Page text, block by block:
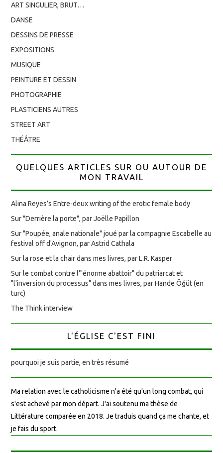
ART SINGULIER, BRUT…
DANSE
DESSINS DE PRESSE
EXPOSITIONS
MUSIQUE
PEINTURE ET DESSIN
PHOTOGRAPHIE
PLASTICIENS AUTRES
STREET ART
THÉÂTRE
QUELQUES ARTICLES SUR OU AUTOUR DE
MON TRAVAIL
Alina Reyes’s Entre-deux writing of the erotic female body
Sur "Derrière la porte", par Joëlle Papillon
Sur "Poupée, anale nationale" joué par la compagnie Escabelle au
festival off d'Avignon, par Astrid Cathala
Sur la rose et la chair dans mes livres, par L.R. Kasper
Sur le combat contre l'"énorme abattoir" du patriarcat et
"l'inversion du processus" dans mes livres, par Hande Öğüt (en
turc)
The Think interview
L'ÉGLISE C'EST FINI
pourquoi je suis partie, en très résumé
Ma relation avec le catholicisme n'a été qu'un long combat, qui
s'est achevé par mon départ. J'ai soutenu ma thèse de
Littérature comparée en 2018. Je traduis quand ça me chante, et
je fais du sport.